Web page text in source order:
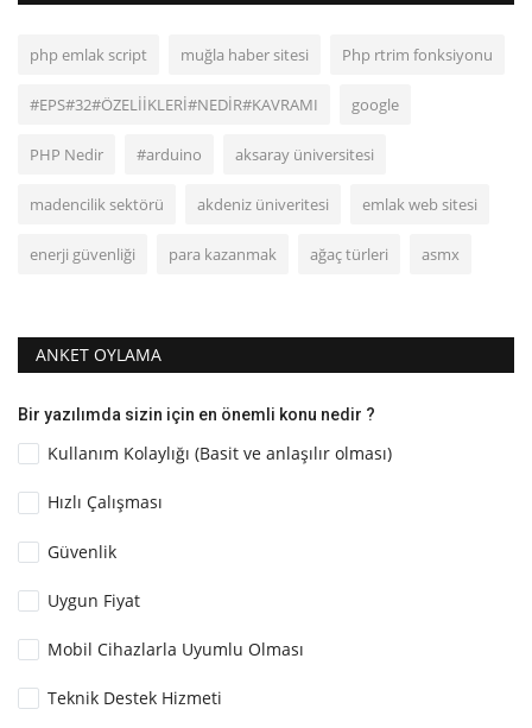
php emlak script muğla haber sitesi Php rtrim fonksiyonu
#EPS#32#ÖZELİİKLERİ#NEDİR#KAVRAMI google
PHP Nedir #arduino aksaray üniversitesi
madencilik sektörü akdeniz üniveritesi emlak web sitesi
enerji güvenliği para kazanmak ağaç türleri asmx
ANKET OYLAMA
Bir yazılımda sizin için en önemli konu nedir ?
Kullanım Kolaylığı (Basit ve anlaşılır olması)
Hızlı Çalışması
Güvenlik
Uygun Fiyat
Mobil Cihazlarla Uyumlu Olması
Teknik Destek Hizmeti